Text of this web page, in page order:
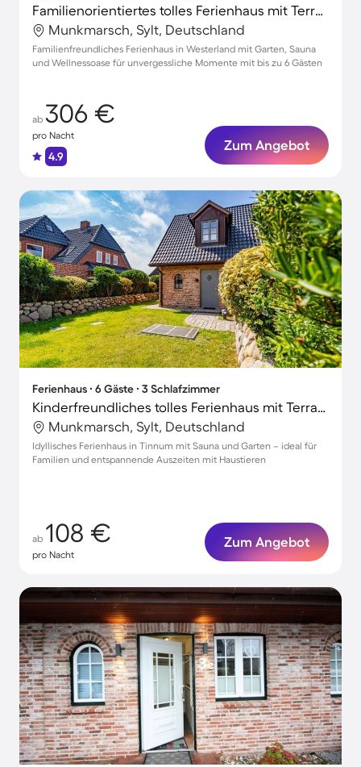
Familienorientiertes tolles Ferienhaus mit Terrasse, Sauna und Garten | Nah am Strand | Hunde erlaubt
Munkmarsch, Sylt, Deutschland
Familienfreundliches Ferienhaus in Westerland mit Garten, Sauna
und Wellnessoase für unvergessliche Momente mit bis zu 6 Gästen
ab 306 €
pro Nacht
4.9
Zum Angebot
Ferienhaus ∙ 6 Gäste ∙ 3 Schlafzimmer
Kinderfreundliches tolles Ferienhaus mit Terrasse, Sauna und Garten | Haustiere sind willkommen
Munkmarsch, Sylt, Deutschland
Idyllisches Ferienhaus in Tinnum mit Sauna und Garten – ideal für
Familien und entspannende Auszeiten mit Haustieren
ab 108 €
pro Nacht
Zum Angebot